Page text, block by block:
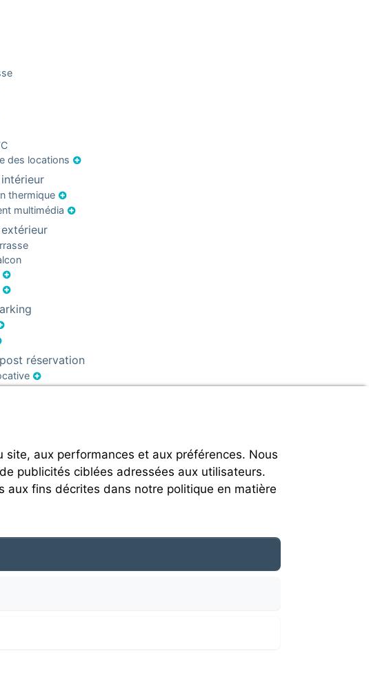
des locations
thermique
multimédia
réservation
aux performances et aux préférences. Nous
publicités ciblées adressées aux utilisateurs.
aux fins décrites dans notre politique en matière